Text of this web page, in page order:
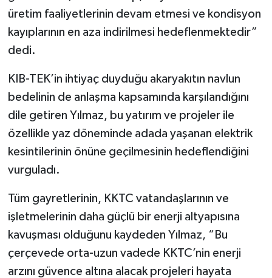
üretim faaliyetlerinin devam etmesi ve kondisyon
kayıplarının en aza indirilmesi hedeflenmektedir”
dedi.
KIB-TEK’in ihtiyaç duyduğu akaryakıtın navlun
bedelinin de anlaşma kapsamında karşılandığını
dile getiren Yılmaz, bu yatırım ve projeler ile
özellikle yaz döneminde adada yaşanan elektrik
kesintilerinin önüne geçilmesinin hedeflendiğini
vurguladı.
Tüm gayretlerinin, KKTC vatandaşlarının ve
işletmelerinin daha güçlü bir enerji altyapısına
kavuşması olduğunu kaydeden Yılmaz, “Bu
çerçevede orta-uzun vadede KKTC’nin enerji
arzını güvence altına alacak projeleri hayata